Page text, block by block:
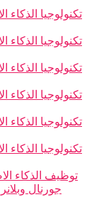
تكنولوجيا
تكنولوجيا
تكنولوجيا
تكنولوجيا
تكنولوجيا
تكنولوجيا
توظيف الذكاء
جورنال